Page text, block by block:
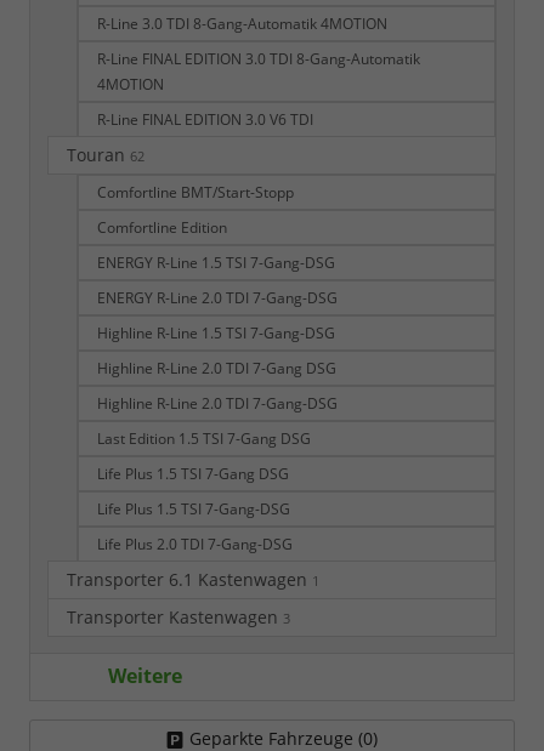
R-Line 3.0 TDI 8-Gang-Automatik 4MOTION
R-Line FINAL EDITION 3.0 TDI 8-Gang-Automatik
4MOTION
R-Line FINAL EDITION 3.0 V6 TDI
Touran 62
Comfortline BMT/Start-Stopp
Comfortline Edition
ENERGY R-Line 1.5 TSI 7-Gang-DSG
ENERGY R-Line 2.0 TDI 7-Gang-DSG
Highline R-Line 1.5 TSI 7-Gang-DSG
Highline R-Line 2.0 TDI 7-Gang DSG
Highline R-Line 2.0 TDI 7-Gang-DSG
Last Edition 1.5 TSI 7-Gang DSG
Life Plus 1.5 TSI 7-Gang DSG
Life Plus 1.5 TSI 7-Gang-DSG
Life Plus 2.0 TDI 7-Gang-DSG
Transporter 6.1 Kastenwagen 1
Transporter Kastenwagen 3
Weitere
Geparkte Fahrzeuge (0)